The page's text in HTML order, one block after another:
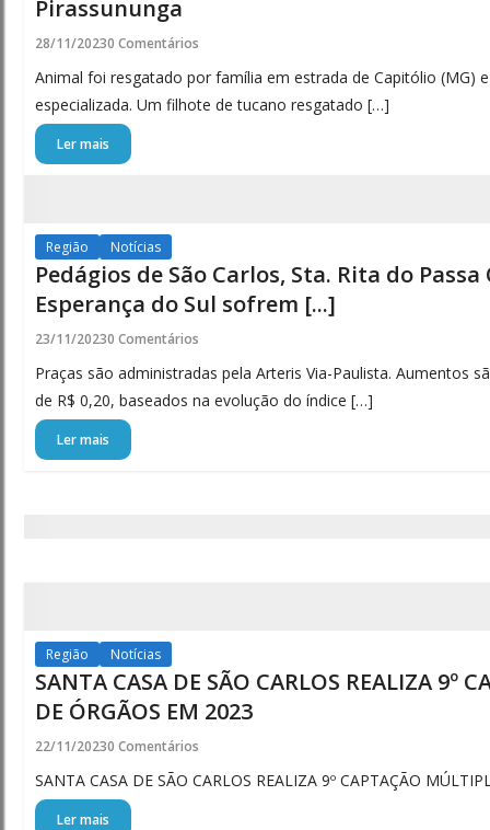
Pirassununga
28/11/20230 Comentários
Animal foi resgatado por família em estrada de Capitólio (MG)
especializada. Um filhote de tucano resgatado […]
Ler mais
Região Notícias
Pedágios de São Carlos, Sta. Rita do
Esperança do Sul sofrem [...]
23/11/20230 Comentários
Praças são administradas pela Arteris Via-Paulista. Aumentos
de R$ 0,20, baseados na evolução do índice […]
Ler mais
Região Notícias
SANTA CASA DE SÃO CARLOS REALIZA 9º
DE ÓRGÃOS EM 2023
22/11/20230 Comentários
SANTA CASA DE SÃO CARLOS REALIZA 9º CAPTAÇÃO
Ler mais